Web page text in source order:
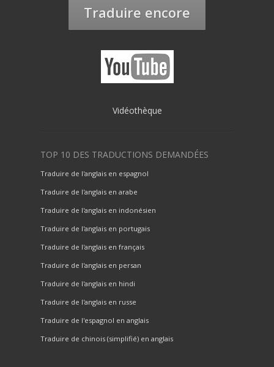
Traduire encore
Vidéothèque
TOP 10 DES TRADUCTIONS DEMANDÉES
Traduire de l'anglais en espagnol
Traduire de l'anglais en arabe
Traduire de l'anglais en indonésien
Traduire de l'anglais en portugais
Traduire de l'anglais en français
Traduire de l'anglais en persan
Traduire de l'anglais en hindi
Traduire de l'anglais en russe
Traduire de l'espagnol en anglais
Traduire de chinois (simplifié) en anglais